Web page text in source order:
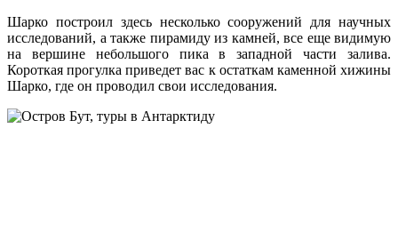
Шарко построил здесь несколько сооружений для научных
исследований, а также пирамиду из камней, все еще видимую
на вершине небольшого пика в западной части залива.
Короткая прогулка приведет вас к остаткам каменной хижины
Шарко, где он проводил свои исследования.